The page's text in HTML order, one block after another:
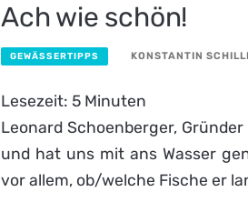
Ach wie schön!
GEWÄSSERTIPPS KONSTANTIN
Lesezeit: 5 Minuten
Leonard Schoenberger,
und hat uns mit ans Wasser
vor allem, ob/welche Fische er